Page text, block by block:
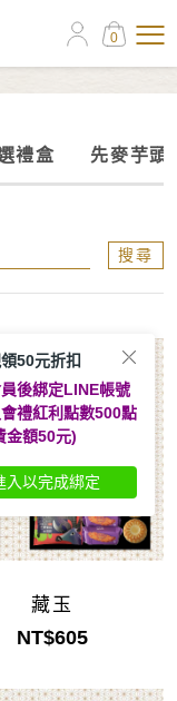
0
禮盒 先麥芋頭
搜尋
藏玉
NT$605
50元折扣
後綁定LINE帳號
禮紅利點數500點
金額50元)
入以完成綁定